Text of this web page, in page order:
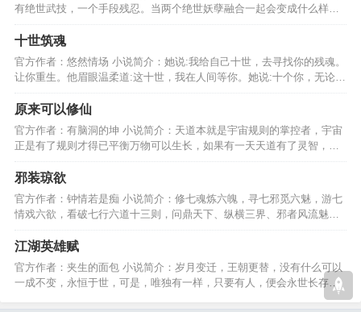
有绝世武技，一个手段残忍。当两个绝世妖孽融合一起会变成什么样
是？救世主？还是杀帝？…
十世筑魂
官方作者：悠然情场 小说简介：她说:我给自己十世，去寻找你的残魂。
让你重生。他眉眼温柔道:这十世，我在人间等你。她说:十个你，无论怎
样，都是我爱的你。…
原来可以修仙
官方作者：有脑洞的坤 小说简介：天道本就是宇宙规则的掌控者，宇宙
正是有了规则才得已平衡万物可以生长，如果有一天天道有了灵智，你
们猜它还会遵守规则吗…
邪装琼欲
官方作者：钟情若是痴 小说简介：修七魂炼六魄，寻七邪觅六魅，游七
情戏六欲，看破七行六道十三则，问鼎天下、纵横三界、邪者风流魅花
从，命运不平破苍天。…
江湖英雄赋
官方作者：夹生的面包 小说简介：岁月变迁，王朝更替，没有什么可以
一成不变，永恒于世，可是，唯独有一样，只要有人，便会永世长存，